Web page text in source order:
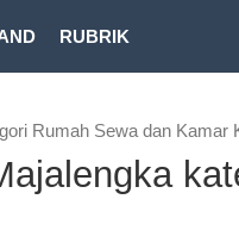
RUBRIK
Rumah Sewa dan Kamar